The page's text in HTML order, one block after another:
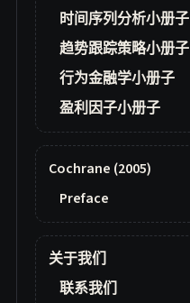
时间序列分析小册子
趋势跟踪策略小册子
行为金融学小册子
盈利因子小册子
Cochrane (2005)
Preface
关于我们
联系我们